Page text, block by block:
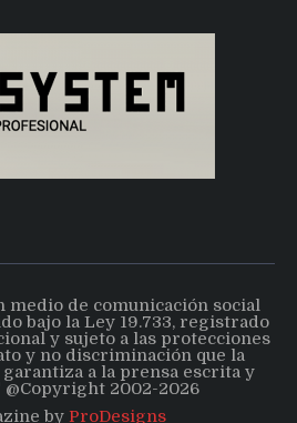
medio de comunicación social
bajo la Ley 19.733, registrado
y sujeto a las protecciones
y no discriminación que la
a la prensa escrita y
@Copyright 2002-2026
by ProDesigns